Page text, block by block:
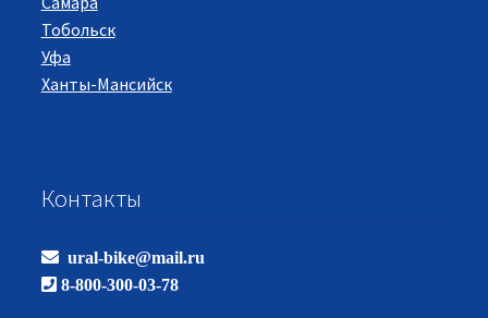
Тобольск
Уфа
Ханты-Мансийск
Контакты
ural-bike@mail.ru
8-800-300-03-78